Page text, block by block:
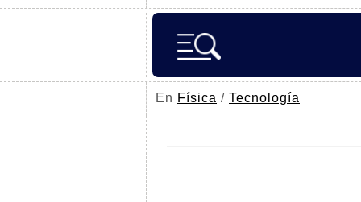
En Física / Tecnología